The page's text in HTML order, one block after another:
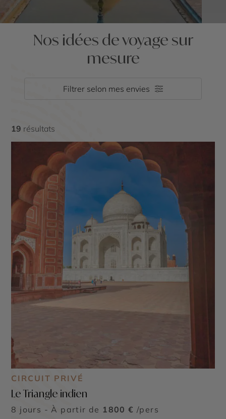
Nos idées de voyage sur
mesure
Filtrer selon mes envies
19 résultats
CIRCUIT PRIVÉ
Le Triangle indien
8 jours - À partir de 1800 € /pers